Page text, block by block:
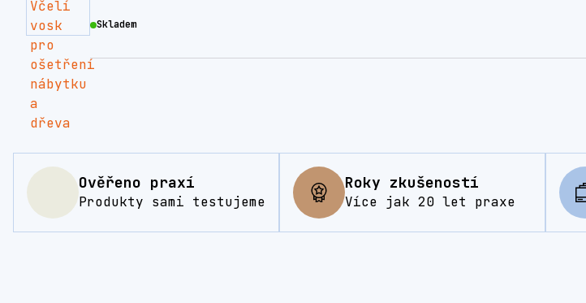
Skladem
Ověřeno praxí
Produkty sami testujeme
Roky zkušeností
Více jak 20 let praxe